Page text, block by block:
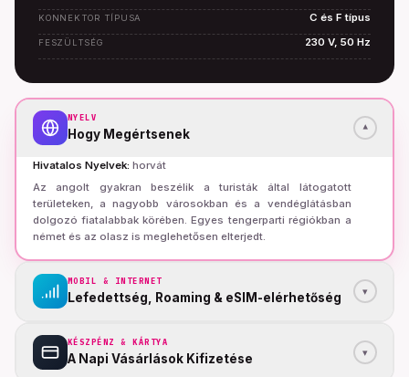
KONNEKTOR TÍPUSA C és F típus
FESZÜLTSÉG 230 V, 50 Hz
NYELV
Hogy Megértsenek ▾
Hivatalos Nyelvek: horvát
Az angolt gyakran beszélik a turisták által látogatott
területeken, a nagyobb városokban és a vendéglátásban
dolgozó fiatalabbak körében. Egyes tengerparti régiókban a
német és az olasz is meglehetősen elterjedt.
MOBIL & INTERNET
Lefedettség, Roaming & eSIM-elérhetőség ▾
KÉSZPÉNZ & KÁRTYA
A Napi Vásárlások Kifizetése ▾